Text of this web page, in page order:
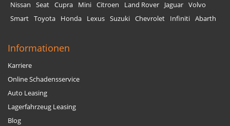
Nissan Seat Cupra Mini Citroen Land Rover Jaguar Volvo
Smart Toyota Honda Lexus Suzuki Chevrolet Infiniti Abarth
Informationen
Karriere
Online Schadensservice
Auto Leasing
Lagerfahrzeug Leasing
Blog